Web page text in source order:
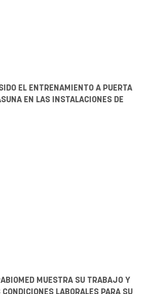
EN PLENO AGOSTO: LA AFICIÓN DE
MOTORES PARA LA LIGA, PESE AL
ATENCIÓN PARA OSASUNA: LA
ZARPAZOS DEL AL AIN AFEAN EL
(0-2)